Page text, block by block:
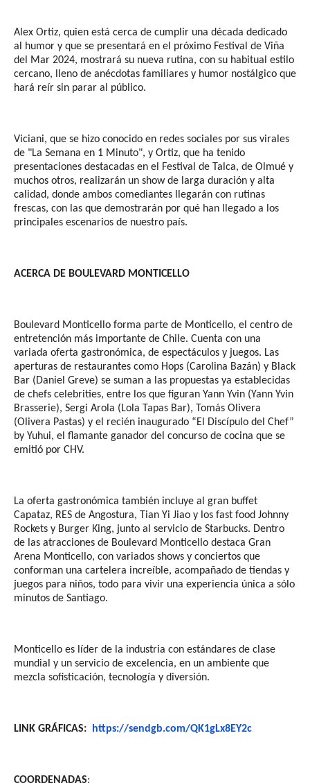
Alex Ortiz, quien está cerca de cumplir una década dedicado
al humor y que se presentará en el próximo Festival de Viña
del Mar 2024, mostrará su nueva rutina, con su habitual estilo
cercano, lleno de anécdotas familiares y humor nostálgico que
hará reír sin parar al público.
Viciani, que se hizo conocido en redes sociales por sus virales
de "La Semana en 1 Minuto", y Ortiz, que ha tenido
presentaciones destacadas en el Festival de Talca, de Olmué y
muchos otros, realizarán un show de larga duración y alta
calidad, donde ambos comediantes llegarán con rutinas
frescas, con las que demostrarán por qué han llegado a los
principales escenarios de nuestro país.
ACERCA DE BOULEVARD MONTICELLO
Boulevard Monticello forma parte de Monticello, el centro de
entretención más importante de Chile. Cuenta con una
variada oferta gastronómica, de espectáculos y juegos. Las
aperturas de restaurantes como Hops (Carolina Bazán) y Black
Bar (Daniel Greve) se suman a las propuestas ya establecidas
de chefs celebrities, entre los que figuran Yann Yvin (Yann Yvin
Brasserie), Sergi Arola (Lola Tapas Bar), Tomás Olivera
(Olivera Pastas) y el recién inaugurado “El Discípulo del Chef”
by Yuhui, el flamante ganador del concurso de cocina que se
emitió por CHV.
La oferta gastronómica también incluye al gran buffet
Capataz, RES de Angostura, Tian Yi Jiao y los fast food Johnny
Rockets y Burger King, junto al servicio de Starbucks. Dentro
de las atracciones de Boulevard Monticello destaca Gran
Arena Monticello, con variados shows y conciertos que
conforman una cartelera increíble, acompañado de tiendas y
juegos para niños, todo para vivir una experiencia única a sólo
minutos de Santiago.
Monticello es líder de la industria con estándares de clase
mundial y un servicio de excelencia, en un ambiente que
mezcla sofisticación, tecnología y diversión.
LINK GRÁFICAS: https://sendgb.com/QK1gLx8EY2c
COORDENADAS: